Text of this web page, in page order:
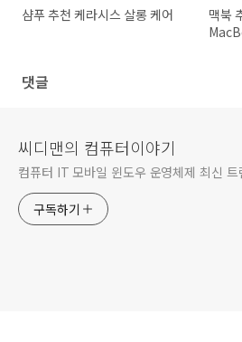
샴푸 추천 케라시스 살롱 케어
맥북
댓글
씨디맨의 컴퓨터이야기
컴퓨터 IT 모바일 윈도우 운영체제 최신 트
구독하기